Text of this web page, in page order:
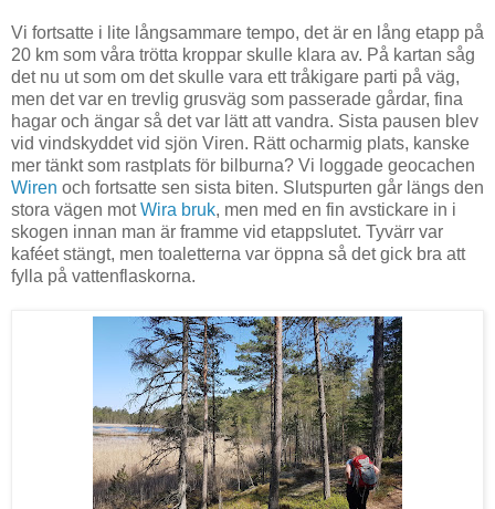
Vi fortsatte i lite långsammare tempo, det är en lång etapp på
20 km som våra trötta kroppar skulle klara av. På kartan såg
det nu ut som om det skulle vara ett tråkigare parti på väg,
men det var en trevlig grusväg som passerade gårdar, fina
hagar och ängar så det var lätt att vandra. Sista pausen blev
vid vindskyddet vid sjön Viren. Rätt ocharmig plats, kanske
mer tänkt som rastplats för bilburna? Vi loggade geocachen
Wiren och fortsatte sen sista biten. Slutspurten går längs den
stora vägen motWira bruk, men med en fin avstickare in i
skogen innan man är framme vid etappslutet. Tyvärr var
kaféet stängt, men toaletterna var öppna så det gick bra att
fylla på vattenflaskorna.